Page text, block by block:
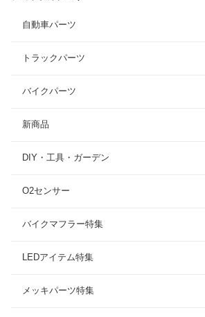
自動車パーツ
トラックパーツ
バイクパーツ
新商品
DIY・工具・ガーデン
O2センサー
バイクマフラー特集
LEDアイテム特集
メッキパーツ特集